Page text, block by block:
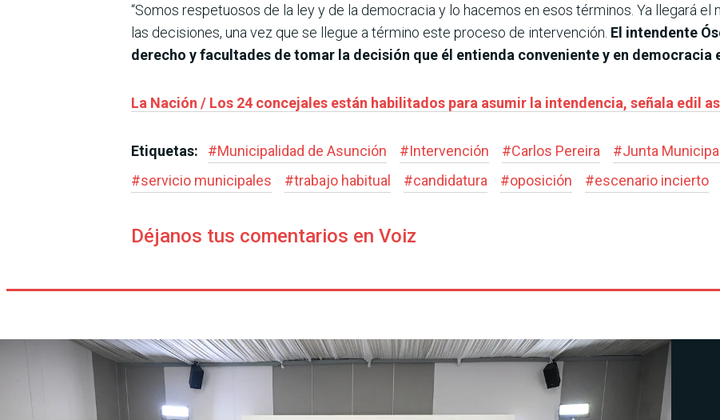
“Somos respetuosos de la ley y de la democracia y lo hacemos en esos términos. Ya llegará el
las decisiones, una vez que se llegue a término este proceso de intervención. El intendente
derecho y facultades de tomar la decisión que él entienda conveniente y en democracia
La Nación / Los 24 concejales están habilitados para asumir la intendencia, señala edil
Etiquetas: #Municipalidad de Asunción #Intervención #Carlos Pereira #Junta
#servicio municipales #trabajo habitual #candidatura #oposición #escenario incierto
Déjanos tus comentarios en Voiz